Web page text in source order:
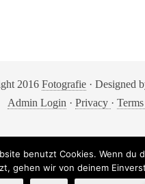
2016 Fotografie · Designed
Admin Login · Privacy ·
benutzt Cookies. Wenn du
gehen wir von deinem